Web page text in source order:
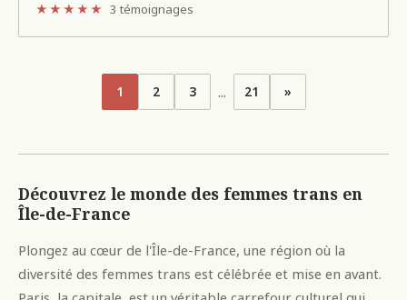
Découvrez le monde des femmes trans en
Île-de-France
Plongez au cœur de l'Île-de-France, une région où la
diversité des femmes trans est célébrée et mise en avant.
★★★★★ 3 témoignages
1 2 3 ... 21 »